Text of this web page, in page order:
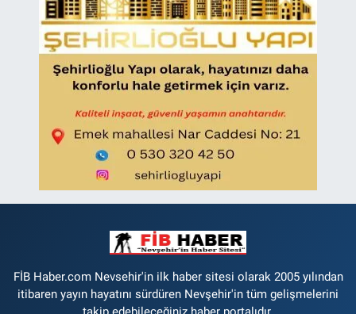
FİB Haber.com Nevsehir'in ilk haber sitesi olarak 2005 yılından
itibaren yayın hayatını sürdüren Nevşehir'in tüm gelişmelerini